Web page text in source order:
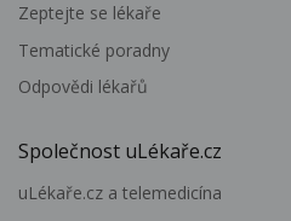
Zeptejte se lékaře
Tematické poradny
Odpovědi lékařů
Společnost uLékaře.cz
uLékaře.cz a telemedicína